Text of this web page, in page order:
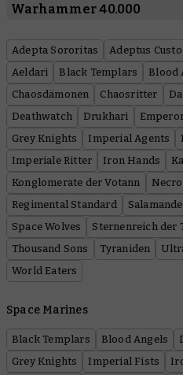
Warhammer 40.000
Adepta Sororitas Adeptus
Aeldari
Black Templars Blood
Chaosdämonen
Chaosritter
Deathwatch
Drukhari
Grey Knights
Imperial Agents
Imperiale Ritter
Iron Hands
Konglomerate der Votann
Regimental Standard
Space Wolves
Sternenreich der
Thousand Sons
Tyraniden
World Eaters
Space Marines
Black Templars Blood Angels
Grey Knights
Imperial Fists